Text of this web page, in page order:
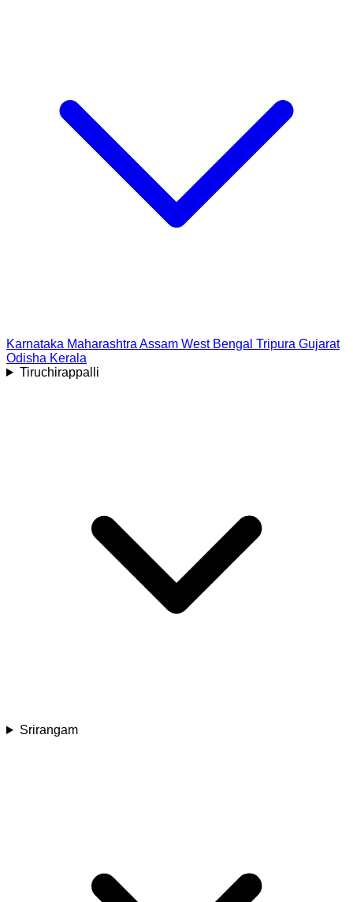
Karnataka Maharashtra Assam West Bengal Tripura Gujarat
Odisha Kerala
Tiruchirappalli
Srirangam